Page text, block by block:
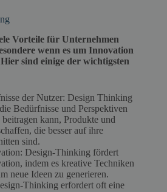
Vorteile für Unternehmen
wenn es um Innovation
sind einige der wichtigsten
der Nutzer: Design Thinking
Bedürfnisse und Perspektiven
kann, Produkte und
die besser auf ihre
sind.
Design-Thinking fördert
indem es kreative Techniken
neue Ideen zu generieren.
Thinking erfordert oft eine